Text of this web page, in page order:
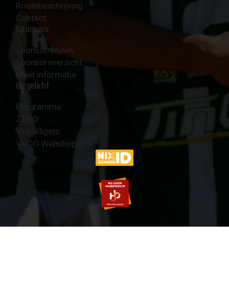
Routebeschrijving
Contact
Sponsors
Sponsornieuws
Sponsoroverzicht
Meer informatie
Uitgelicht
Programma
ZAVO
Vrijwilligers
VVOG Webshop